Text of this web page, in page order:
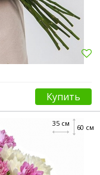
Купить
60 см
35 см